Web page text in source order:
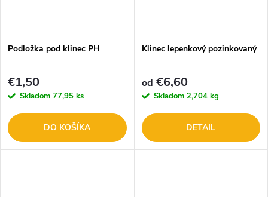
Podložka pod klinec PH
€1,50
Skladom 77,95 ks
DO KOŠÍKA
Klinec lepenkový pozinkovaný
od €6,60
Skladom 2,704 kg
DETAIL